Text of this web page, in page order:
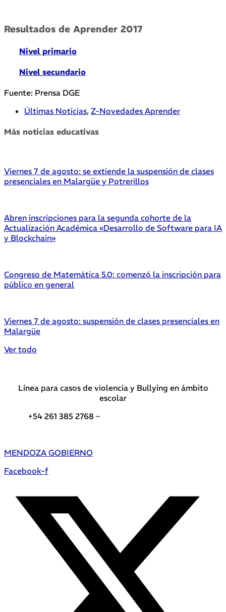
Resultados de Aprender 2017
Nivel primario
Nivel secundario
Fuente: Prensa DGE
Últimas Noticias, Z-Novedades Aprender
Más noticias educativas
Viernes 7 de agosto: se extiende la suspensión de clases
presenciales en Malargüe y Potrerillos
Abren inscripciones para la segunda cohorte de la
Actualización Académica «Desarrollo de Software para IA
y Blockchain»
Congreso de Matemática 5.0: comenzó la inscripción para
público en general
Viernes 7 de agosto: suspensión de clases presenciales en
Malargüe
Ver todo
Línea para casos de violencia y Bullying en ámbito
escolar
+54 261 385 2768 –
MENDOZA GOBIERNO
Facebook-f